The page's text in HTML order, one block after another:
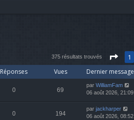
375 résultats trouvés Page
1
Réponses Vues Dernier message
0 69
par WilliamFam
06 août 2026, 21:09
0 194
par jackharper
06 août 2026, 08:52